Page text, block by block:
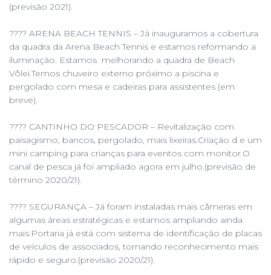
(previsão 2021).
???? ARENA BEACH TENNIS – Já inauguramos a cobertura
da quadra da Arena Beach Tennis e estamos reformando a
iluminação. Estamos melhorando a quadra de Beach
Vôlei.Temos chuveiro externo próximo a piscina e
pergolado com mesa e cadeiras para assistentes (em
breve).
???? CANTINHO DO PESCADOR – Revitalização com
paisagismo, bancos, pergolado, mais lixeiras.Criação d e um
mini camping para crianças para eventos com monitor.O
canal de pesca já foi ampliado agora em julho.(previsão de
término 2020/21).
???? SEGURANÇA – Já foram instaladas mais câmeras em
algumas áreas estratégicas e estamos ampliando ainda
mais.Portaria já está com sistema de identificação de placas
de veículos de associados, tornando reconhecimento mais
rápido e seguro.(previsão 2020/21).